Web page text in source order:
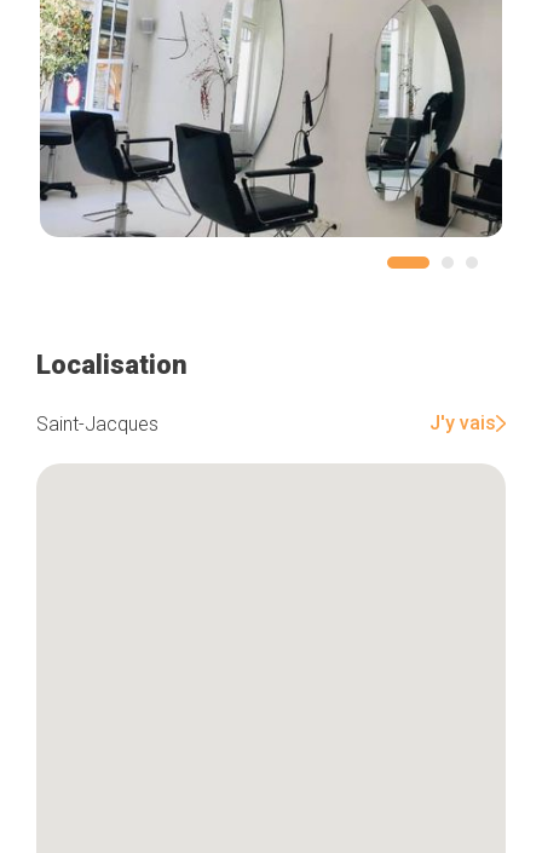
Localisation
Saint-Jacques J'y vais